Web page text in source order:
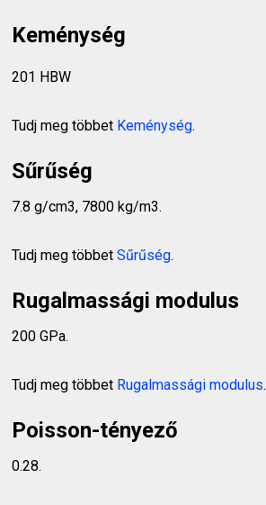
Keménység
201 HBW
Tudj meg többet Keménység.
Sűrűség
7.8 g/cm3, 7800 kg/m3.
Tudj meg többetSűrűség.
Rugalmassági modulus
200 GPa.
Tudj meg többet Rugalmassági modulus.
Poisson-tényező
0.28.